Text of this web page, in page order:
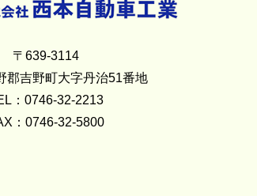
〒639-3114
郡吉野町大字丹治51番地
：0746-32-2213
：0746-32-5800